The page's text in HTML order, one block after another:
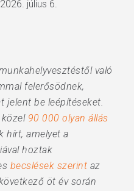
2026. július 6.
való
felerősödnek,
jelent be leépítéseket.
90 000 olyan állás
hírt, amelyet a
hoztak
becslések szerint az
öt év során